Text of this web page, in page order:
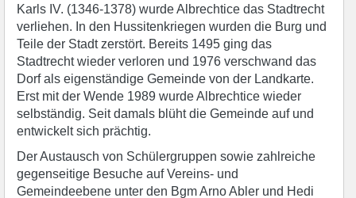
Karls IV. (1346-1378) wurde Albrechtice das Stadtrecht
verliehen. In den Hussitenkriegen wurden die Burg und
Teile der Stadt zerstört. Bereits 1495 ging das
Stadtrecht wieder verloren und 1976 verschwand das
Dorf als eigenständige Gemeinde von der Landkarte.
Erst mit der Wende 1989 wurde Albrechtice wieder
selbständig. Seit damals blüht die Gemeinde auf und
entwickelt sich prächtig.
Der Austausch von Schülergruppen sowie zahlreiche
gegenseitige Besuche auf Vereins- und
Gemeindeebene unter den Bgm Arno Abler und Hedi